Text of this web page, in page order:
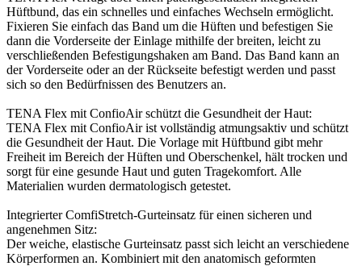
Hüftbund, das ein schnelles und einfaches Wechseln ermöglicht.
Fixieren Sie einfach das Band um die Hüften und befestigen Sie
dann die Vorderseite der Einlage mithilfe der breiten, leicht zu
verschließenden Befestigungshaken am Band. Das Band kann an
der Vorderseite oder an der Rückseite befestigt werden und passt
sich so den Bedürfnissen des Benutzers an.
TENA Flex mit ConfioAir schützt die Gesundheit der Haut:
TENA Flex mit ConfioAir ist vollständig atmungsaktiv und schützt
die Gesundheit der Haut. Die Vorlage mit Hüftbund gibt mehr
Freiheit im Bereich der Hüften und Oberschenkel, hält trocken und
sorgt für eine gesunde Haut und guten Tragekomfort. Alle
Materialien wurden dermatologisch getestet.
Integrierter ComfiStretch-Gurteinsatz für einen sicheren und
angenehmen Sitz:
Der weiche, elastische Gurteinsatz passt sich leicht an verschiedene
Körperformen an. Kombiniert mit den anatomisch geformten